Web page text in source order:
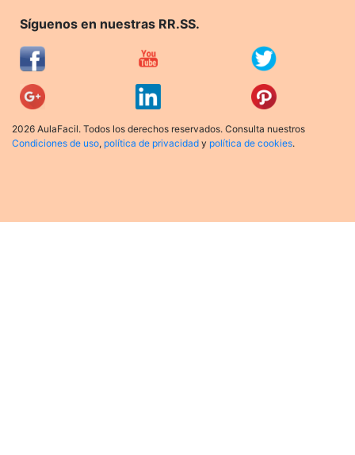
Síguenos en nuestras RR.SS.
2026 AulaFacil. Todos los derechos reservados. Consulta nuestros
Condiciones de uso, política de privacidad y política de cookies.